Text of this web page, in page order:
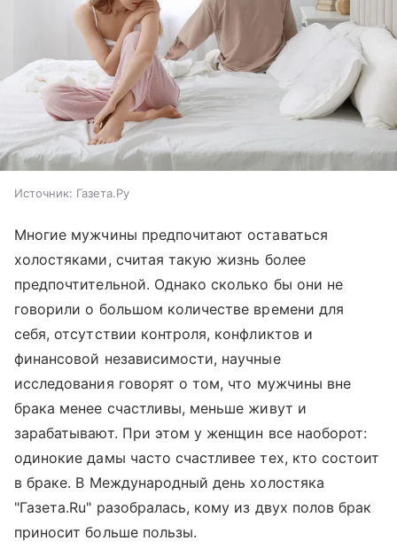
Источник: Газета.Ру
Многие мужчины предпочитают оставаться
холостяками, считая такую жизнь более
предпочтительной. Однако сколько бы они не
говорили о большом количестве времени для
себя, отсутствии контроля, конфликтов и
финансовой независимости, научные
исследования говорят о том, что мужчины вне
брака менее счастливы, меньше живут и
зарабатывают. При этом у женщин все наоборот:
одинокие дамы часто счастливее тех, кто состоит
в браке. В Международный день холостяка
"Газета.Ru" разобралась, кому из двух полов брак
приносит больше пользы.